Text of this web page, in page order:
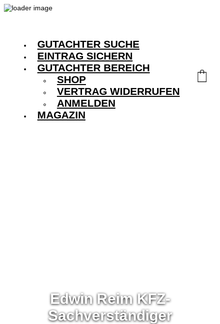
GUTACHTER SUCHE
EINTRAG SICHERN
GUTACHTER BEREICH
SHOP
VERTRAG WIDERRUFEN
ANMELDEN
MAGAZIN
Edwin Reim KFZ-
Sachverständiger